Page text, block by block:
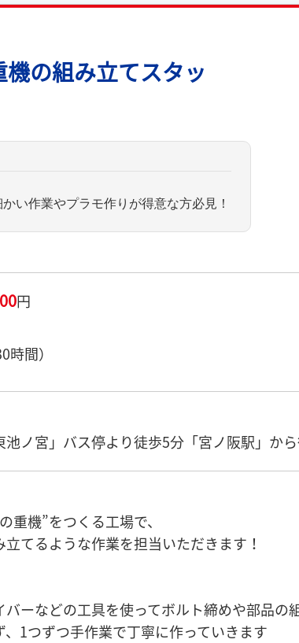
の組み立てスタッ
い作業やプラモ作りが得意な方必見！
円
間）
池ノ宮」バス停より徒歩5分「宮ノ阪駅」から
重機”をつくる工場で、
てるような作業を担当いただきます！
バーなどの工具を使ってボルト締めや部品の
、1つずつ手作業で丁寧に作っていきます